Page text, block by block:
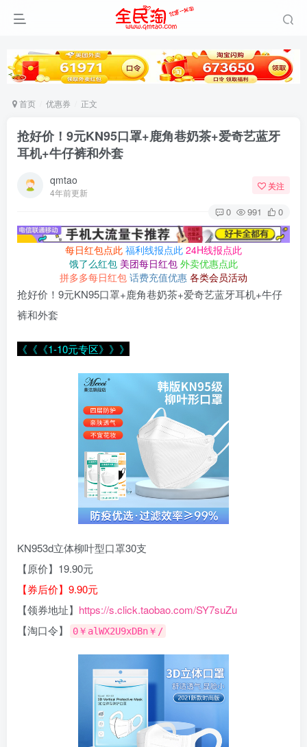
首页 优惠券 正文
抢好价！9元KN95口罩+鹿角巷奶茶+爱奇艺蓝牙
耳机+牛仔裤和外套
qmtao
4年前更新
关注
0 991 0
每日红包点此 福利线报点此 24H线报点此
饿了么红包 美团每日红包 外卖优惠点此
拼多多每日红包 话费充值优惠 各类会员活动
抢好价！9元KN95口罩+鹿角巷奶茶+爱奇艺蓝牙耳机+牛仔
裤和外套
《《《1-10元专区》》》
KN953d立体柳叶型口罩30支
【原价】19.90元
【券后价】9.90元
【领券地址】 https://s.click.taobao.com/SY7suZu
【淘口令】
0￥alWX2U9xDBn￥/